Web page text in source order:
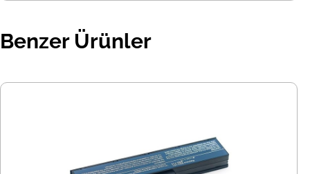
Benzer Ürünler